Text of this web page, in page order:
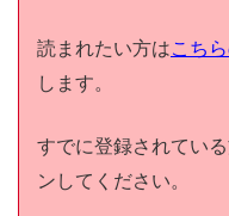
読まれたい方はこち
します。
すでに登録されてい
ンしてください。